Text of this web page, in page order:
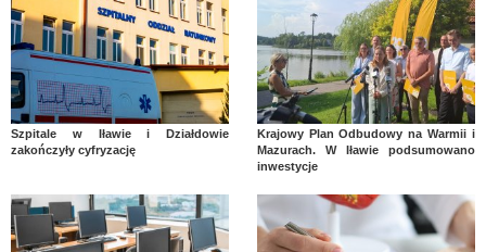
Szpitale w Iławie i Działdowie
zakończyły cyfryzację
Krajowy Plan Odbudowy na Warmii i
Mazurach. W Iławie podsumowano
inwestycje